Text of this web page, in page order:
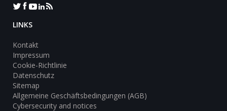
LINKS
Kontakt
Impressum
Cookie-Richtlinie
Datenschutz
Sitemap
Allgemeine Geschäftsbedingungen (AGB)
Cybersecurity and notices